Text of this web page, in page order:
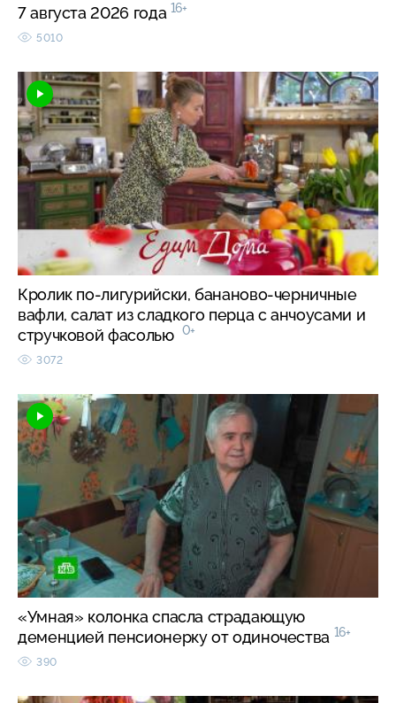
7 августа 2026 года 16+
5010
Кролик по-лигурийски, бананово-черничные
вафли, салат из сладкого перца с анчоусами и
стручковой фасолью 0+
3072
«Умная» колонка спасла страдающую
деменцией пенсионерку от одиночества 16+
390